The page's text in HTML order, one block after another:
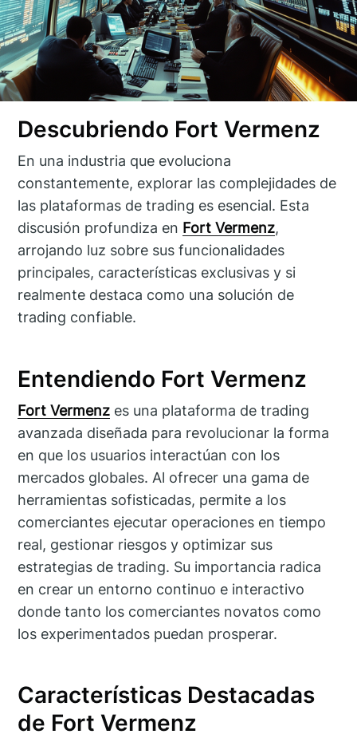
Descubriendo Fort Vermenz
En una industria que evoluciona
constantemente, explorar las complejidades de
las plataformas de trading es esencial. Esta
discusión profundiza en Fort Vermenz,
arrojando luz sobre sus funcionalidades
principales, características exclusivas y si
realmente destaca como una solución de
trading confiable.
Entendiendo Fort Vermenz
Fort Vermenz es una plataforma de trading
avanzada diseñada para revolucionar la forma
en que los usuarios interactúan con los
mercados globales. Al ofrecer una gama de
herramientas sofisticadas, permite a los
comerciantes ejecutar operaciones en tiempo
real, gestionar riesgos y optimizar sus
estrategias de trading. Su importancia radica
en crear un entorno continuo e interactivo
donde tanto los comerciantes novatos como
los experimentados puedan prosperar.
Características Destacadas
de Fort Vermenz